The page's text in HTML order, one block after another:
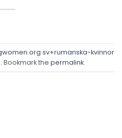
sv+rumanska-kvinnor
. Bookmark the permalink.